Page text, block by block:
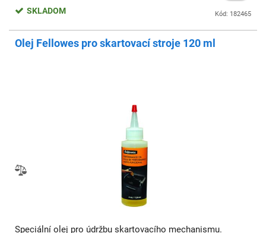
Kód: 182465
SKLADOM
Olej Fellowes pro skartovací stroje 120 ml
Speciální olej pro údržbu skartovacího mechanismu.